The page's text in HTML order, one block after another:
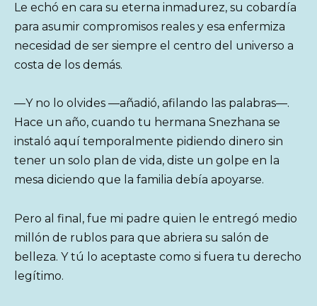
Le echó en cara su eterna inmadurez, su cobardía
para asumir compromisos reales y esa enfermiza
necesidad de ser siempre el centro del universo a
costa de los demás.
—Y no lo olvides —añadió, afilando las palabras—.
Hace un año, cuando tu hermana Snezhana se
instaló aquí temporalmente pidiendo dinero sin
tener un solo plan de vida, diste un golpe en la
mesa diciendo que la familia debía apoyarse.
Pero al final, fue mi padre quien le entregó medio
millón de rublos para que abriera su salón de
belleza. Y tú lo aceptaste como si fuera tu derecho
legítimo.